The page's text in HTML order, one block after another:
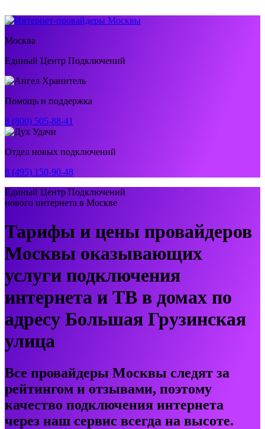
Москва
Единый Центр Подключений
Помощь и поддержка
8 (800) 505-88-41
Отдел новых подключений
8 (495) 150-90-48
Единый Центр Подключений
нового интернета в Москве
Тарифы и цены провайдеров
Москвы оказывающих
услуги подключения
интернета и ТВ в домах по
адресу Большая Грузинская
улица
Все провайдеры Москвы следят за
рейтингом и отзывами, поэтому
качество подключения интернета
через наш сервис всегда на высоте.